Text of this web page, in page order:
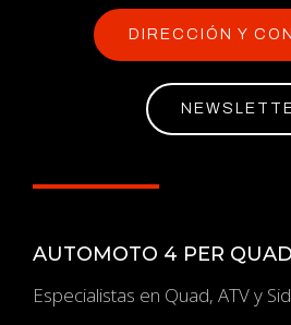
DIRECCIÓN Y
AUTOMOTO 4 PER
Especialistas en Quad, ATV y